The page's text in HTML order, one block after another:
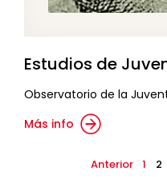
Estudios de
Observatorio de la
Más info
Anterior 1 2